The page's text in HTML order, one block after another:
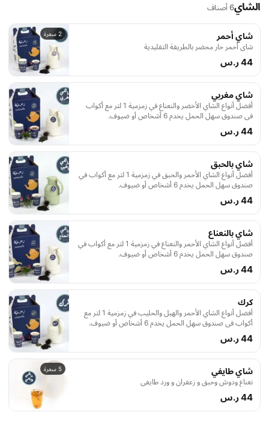
الشاي6 أصناف
2 سعرة شاي أحمر
شاي أحمر حار محضر بالطريقة التقليدية
44 ر.س
شاي مغربي
أفضل أنواع الشاي الأخضر والنعناع في زمزمية 1 لتر مع أكواب
في صندوق سهل الحمل يخدم 6 أشخاص أو ضيوف.
44 ر.س
شاي بالحبق
أفضل أنواع الشاي الأحمر والحبق في زمزمية 1 لتر مع أكواب في
صندوق سهل الحمل يخدم 6 أشخاص أو ضيوف.
44 ر.س
شاي بالنعناع
أفضل أنواع الشاي الأحمر والنعناع في زمزمية 1 لتر مع أكواب في
صندوق سهل الحمل يخدم 6 أشخاص أو ضيوف.
44 ر.س
كرك
أفضل أنواع الشاي الأحمر والهيل والحليب في زمزمية 1 لتر مع
أكواب في صندوق سهل الحمل يخدم 6 أشخاص أو ضيوف.
44 ر.س
5 سعرة شاي طايفي
نعناع ودوش وحبق و زعفران و ورد طايفي
44 ر.س